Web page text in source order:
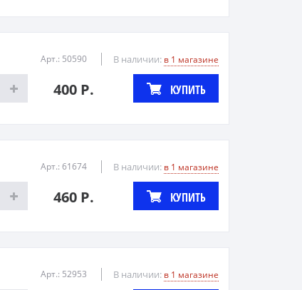
Арт.: 50590 В наличии: в 1 магазине
400 Р. КУПИТЬ
Арт.: 61674 В наличии: в 1 магазине
460 Р. КУПИТЬ
Арт.: 52953 В наличии: в 1 магазине